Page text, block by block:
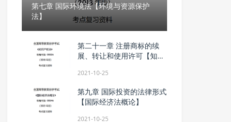
第七章 国际环境法【环境与资源保护
法】
第二十一章 注册商标的续
展、转让和使用许可【知识
2021-10-25
第九章 国际投资的法律形式
【国际经济法概论】
2021-10-25